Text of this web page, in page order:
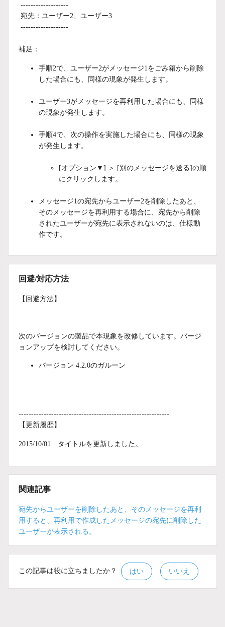
-------------------
宛先：ユーザー2、ユーザー3
-------------------
補足：
手順2で、ユーザー2がメッセージ1をごみ箱から削除
した場合にも、同様の現象が発生します。
ユーザー3がメッセージを再利用した場合にも、同様
の現象が発生します。
手順4で、次の操作を実施した場合にも、同様の現象
が発生します。
[オプション▼] ＞ [別のメッセージを送る]の順
にクリックします。
メッセージ1の宛先からユーザー2を削除したあと、
そのメッセージを再利用する場合に、宛先から削除
されたユーザーが宛先に表示されないのは、仕様動
作です。
回避/対応方法
【回避方法】
次のバージョンの製品で本現象を改修しています。バージ
ョンアップを検討してください。
バージョン 4.2.0のガルーン
------------------------------------------------------------
【更新履歴】
2015/10/01 タイトルを更新しました。
関連記事
宛先からユーザーを削除したあと、そのメッセージを再利
用すると、再利用で作成したメッセージの宛先に削除した
ユーザーが表示される。
この記事は役に立ちましたか？ はい いいえ